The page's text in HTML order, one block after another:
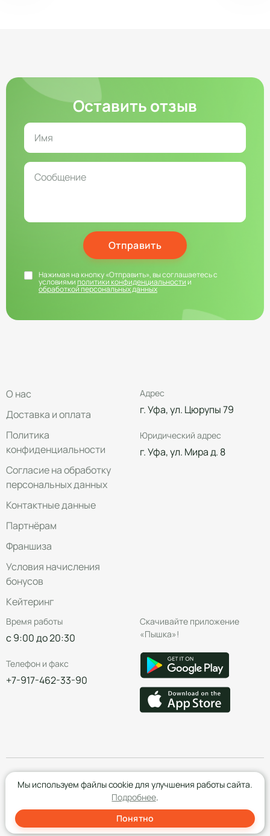
Оставить отзыв
Отправить
Нажимая на кнопку «Отправить», вы соглашаетесь с
условиямиполитики конфиденциальностии
обработкой персональных данных
О нас
Доставка и оплата
Политика
конфиденциальности
Согласие на обработку
персональных данных
Контактные данные
Партнёрам
Франшиза
Условия начисления
бонусов
Кейтеринг
Адрес
г. Уфа, ул. Цюрупы 79
Юридический адрес
г. Уфа, ул. Мира д. 8
Время работы
с 9:00 до 20:30
Телефон и факс
+7-917-462-33-90
Скачивайте приложение
«Пышка»!
Создание сайта- Red Promo
Мы используем файлы cookie для улучшения работы сайта.
Подробнее.
Понятно